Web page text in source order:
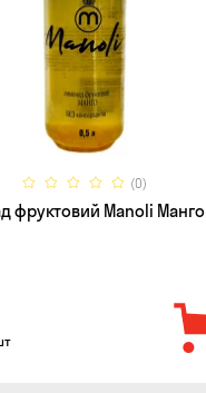
(0)
фруктовий Manoli Манго